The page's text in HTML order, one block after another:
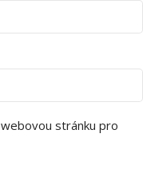
stránku pro